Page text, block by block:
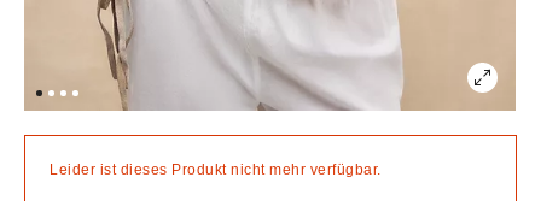
Leider ist dieses Produkt nicht mehr verfügbar.